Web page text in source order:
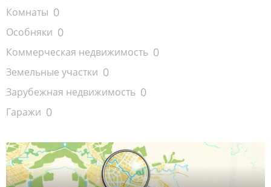
Комнаты 0
Особняки 0
Коммерческая недвижимость 0
Земельные участки 0
Зарубежная недвижимость 0
Гаражи 0